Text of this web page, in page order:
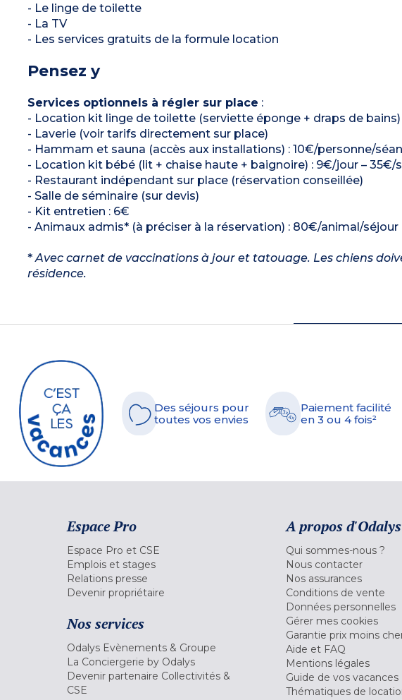
- Le linge de toilette
- La TV
- Les services gratuits de la formule location
Pensez y
Services optionnels à régler sur place :
- Location kit linge de toilette (serviette éponge + draps de
- Laverie (voir tarifs directement sur place)
- Hammam et sauna (accès aux installations) : 10€/personne/
- Location kit bébé (lit + chaise haute + baignoire) : 9€/jour – 35€/
- Restaurant indépendant sur place (réservation conseillée)
- Salle de séminaire (sur devis)
- Kit entretien : 6€
- Animaux admis* (à préciser à la réservation) : 80€/animal/
*Avec carnet de vaccinations à jour et tatouage. Les chiens
résidence.
Des séjours pour
toutes vos envies
Paiement facilité
en 3 ou 4 fois²
Espace Pro
Espace Pro et CSE
Emplois et stages
Relations presse
Devenir propriétaire
Nos services
Odalys Evènements & Groupe
La Conciergerie by Odalys
Devenir partenaire Collectivités &
CSE
A propos d'Odalys
Qui sommes-nous ?
Nous contacter
Nos assurances
Conditions de vente
Données personnelles
Gérer mes cookies
Garantie prix moins
Aide et FAQ
Mentions légales
Guide de vos vacances
Thématiques de